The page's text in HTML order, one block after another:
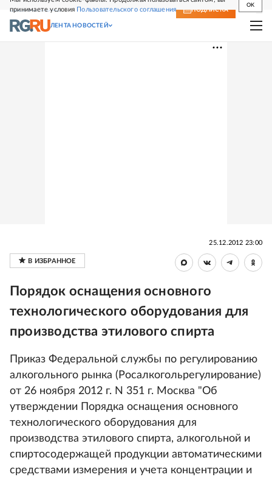
принимаете условия Пользовательского соглашения
OK
СВЕЖИЙ НОМЕР ПОДПИСКА
ЛЕНТА НОВОСТЕЙ
25.12.2012 23:00
Порядок оснащения основного
технологического оборудования для
производства этилового спирта
Приказ Федеральной службы по регулированию
алкогольного рынка (Росалкогольрегулирование)
от 26 ноября 2012 г. N 351 г. Москва "Об
утверждении Порядка оснащения основного
технологического оборудования для
производства этилового спирта, алкогольной и
спиртосодержащей продукции автоматическими
средствами измерения и учета концентрации и